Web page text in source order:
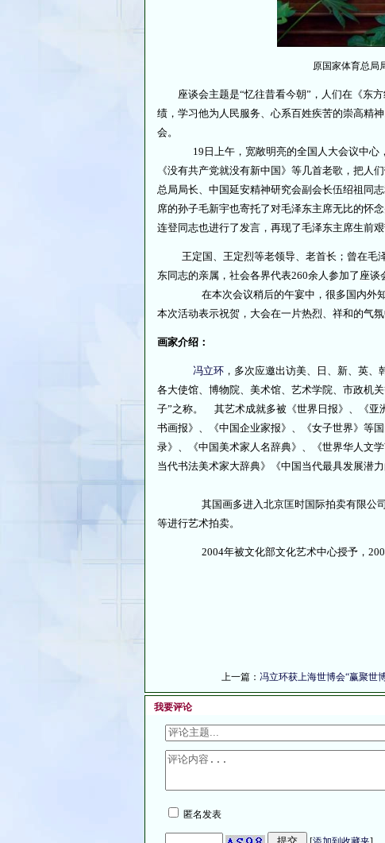
原国家体育总局
座谈会主题是“忆往昔看今朝”，人们在《东方
绩，学习他为人民服务、心系百姓疾苦的崇高精
会。
19日上午，宽敞明亮的全国人大会议中心，
《没有共产党就没有新中国》等几首老歌，把人
总局局长、中国延安精神研究会副会长伍绍祖同
席的孙子毛新宇也寄托了对毛泽东主席无比的怀
连登同志也进行了发言，再现了毛泽东主席生前
王定国、王定烈等老领导、老首长；曾在毛泽
东同志的亲属，社会各界代表260余人参加了座
在本次会议稍后的午宴中，很多国内外知名
本次活动表示祝贺，大会在一片热烈、祥和的气氛
画家介绍：
冯立环 ，多次应邀出访美、日、新、英
各大使馆、博物院、美术馆、艺术学院、市政机
子”之称。 其艺术成就多被《世界日报》、《亚
书画报》、《中国企业家报》、《女子世界》等
录》、《中国美术家人名辞典》、《世界华人文
当代书法美术家大辞典》《中国当代最具发展潜
其国画多进入北京匡时国际拍卖有限公司、
等进行艺术拍卖。
2004年被文化部文化艺术中心授予，2004
上一篇： 冯立环获上海世博会“赢聚世
我要评论
匿名发表